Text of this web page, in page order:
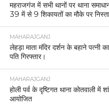
महराजगंज में सभी थानों पर थाना
39 में से 9 शिकायतों का मौके पर
MAHARAJGANJ
लेहड़ा माता मंदिर दर्शन के बहाने पत्नी
पति गिरफ्तार।
MAHARAJGANJ
होली पर्व के दृष्टिगत थाना कोतवाली में
आयोजित